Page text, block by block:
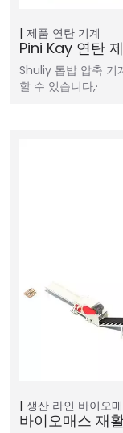
제품 연탄 기계
Pini Kay 연탄
Shuliy 톱밥 압축 기
할 수 있습니다,·
생산 라인 바이오
바이오매스 재